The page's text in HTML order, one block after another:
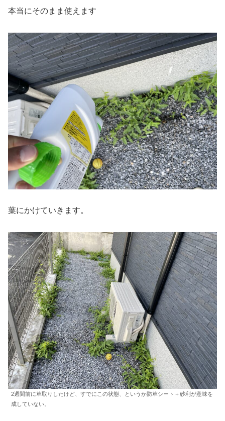
本当にそのまま使えます
葉にかけていきます。
2週間前に草取りしたけど、すでにこの状態、というか防草シート＋砂利が意味を
成していない。